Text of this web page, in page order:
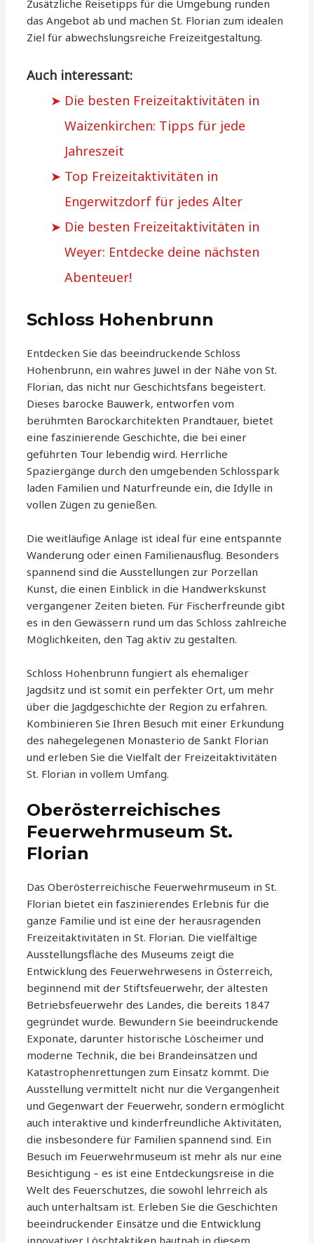
Zusätzliche Reisetipps für die Umgebung runden
das Angebot ab und machen St. Florian zum idealen
Ziel für abwechslungsreiche Freizeitgestaltung.
Auch interessant:
Die besten Freizeitaktivitäten in
Waizenkirchen: Tipps für jede
Jahreszeit
Top Freizeitaktivitäten in
Engerwitzdorf für jedes Alter
Die besten Freizeitaktivitäten in
Weyer: Entdecke deine nächsten
Abenteuer!
Schloss Hohenbrunn
Entdecken Sie das beeindruckende Schloss
Hohenbrunn, ein wahres Juwel in der Nähe von St.
Florian, das nicht nur Geschichtsfans begeistert.
Dieses barocke Bauwerk, entworfen vom
berühmten Barockarchitekten Prandtauer, bietet
eine faszinierende Geschichte, die bei einer
geführten Tour lebendig wird. Herrliche
Spaziergänge durch den umgebenden Schlosspark
laden Familien und Naturfreunde ein, die Idylle in
vollen Zügen zu genießen.
Die weitläufige Anlage ist ideal für eine entspannte
Wanderung oder einen Familienausflug. Besonders
spannend sind die Ausstellungen zur Porzellan
Kunst, die einen Einblick in die Handwerkskunst
vergangener Zeiten bieten. Für Fischerfreunde gibt
es in den Gewässern rund um das Schloss zahlreiche
Möglichkeiten, den Tag aktiv zu gestalten.
Schloss Hohenbrunn fungiert als ehemaliger
Jagdsitz und ist somit ein perfekter Ort, um mehr
über die Jagdgeschichte der Region zu erfahren.
Kombinieren Sie Ihren Besuch mit einer Erkundung
des nahegelegenen Monasterio de Sankt Florian
und erleben Sie die Vielfalt der Freizeitaktivitäten
St. Florian in vollem Umfang.
Oberösterreichisches
Feuerwehrmuseum St.
Florian
Das Oberösterreichische Feuerwehrmuseum in St.
Florian bietet ein faszinierendes Erlebnis für die
ganze Familie und ist eine der herausragenden
Freizeitaktivitäten in St. Florian. Die vielfältige
Ausstellungsfläche des Museums zeigt die
Entwicklung des Feuerwehrwesens in Österreich,
beginnend mit der Stiftsfeuerwehr, der ältesten
Betriebsfeuerwehr des Landes, die bereits 1847
gegründet wurde. Bewundern Sie beeindruckende
Exponate, darunter historische Löscheimer und
moderne Technik, die bei Brandeinsätzen und
Katastrophenrettungen zum Einsatz kommt. Die
Ausstellung vermittelt nicht nur die Vergangenheit
und Gegenwart der Feuerwehr, sondern ermöglicht
auch interaktive und kinderfreundliche Aktivitäten,
die insbesondere für Familien spannend sind. Ein
Besuch im Feuerwehrmuseum ist mehr als nur eine
Besichtigung – es ist eine Entdeckungsreise in die
Welt des Feuerschutzes, die sowohl lehrreich als
auch unterhaltsam ist. Erleben Sie die Geschichten
beeindruckender Einsätze und die Entwicklung